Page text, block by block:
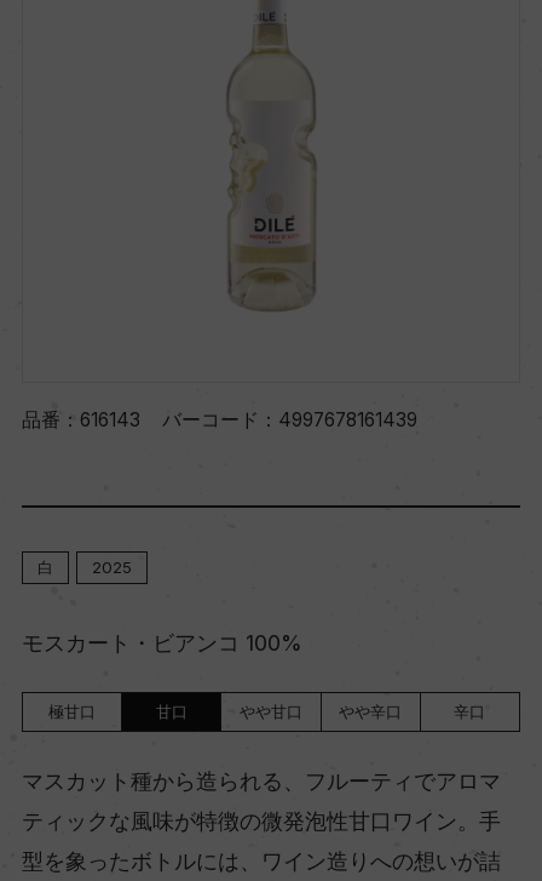
品番： 616143 バーコード： 4997678161439
白 2025
モスカート・ビアンコ 100%
極甘口 甘口 やや甘口 やや辛口 辛口
マスカット種から造られる、フルーティでアロマ
ティックな風味が特徴の微発泡性甘口ワイン。手
型を象ったボトルには、ワイン造りへの想いが詰